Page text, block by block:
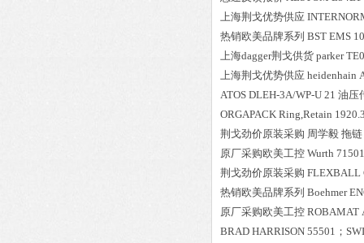
上海荆戈优势供应
热销欧美品牌系列 BST EMS
上海dagger荆戈供货 parker
上海荆戈优势供应 heidenhain
ATOS DLEH-3A/WP-U 21 油压
ORGAPACK Ring,Retain
荆戈劲价原装采购 周学毅 拖链
原厂采购欧美工控 Wurth
荆戈劲价原装采购 FLEXBALL
热销欧美品牌系列 Boehmer
原厂采购欧美工控 ROBAMAT
BRAD HARRISON 55501；